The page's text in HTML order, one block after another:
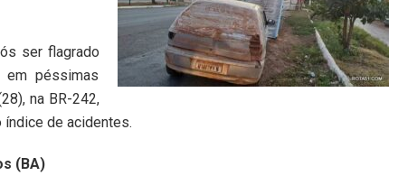
ser flagrado
em péssimas
na BR-242,
índice de acidentes.
(BA)